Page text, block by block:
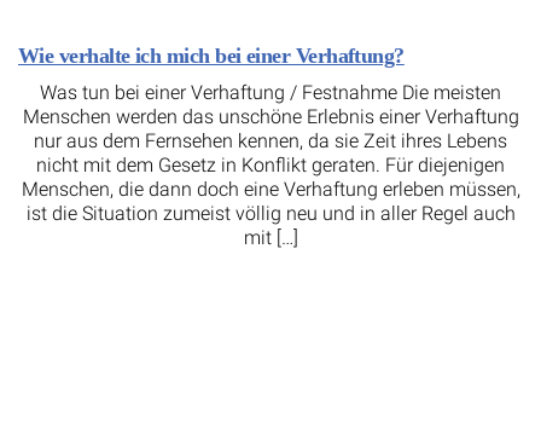
Wie verhalte ich mich bei einer Verhaftung?
Was tun bei einer Verhaftung / Festnahme Die meisten
Menschen werden das unschöne Erlebnis einer Verhaftung
nur aus dem Fernsehen kennen, da sie Zeit ihres Lebens
nicht mit dem Gesetz in Konflikt geraten. Für diejenigen
Menschen, die dann doch eine Verhaftung erleben müssen,
ist die Situation zumeist völlig neu und in aller Regel auch
mit […]